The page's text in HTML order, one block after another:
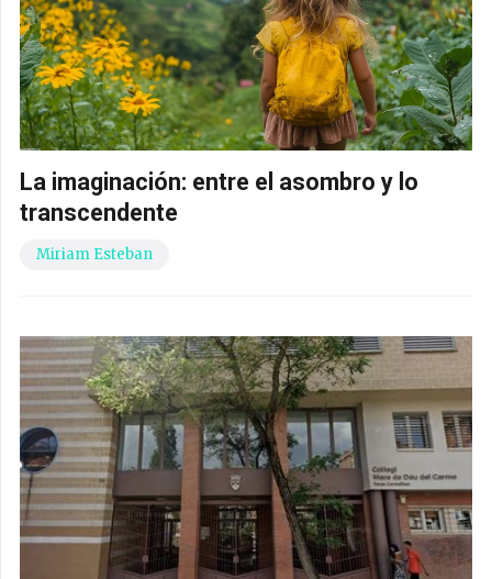
La imaginación: entre el asombro y lo
transcendente
Miriam Esteban